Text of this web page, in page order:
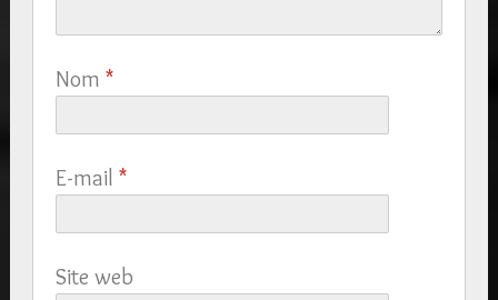
Nom *
E-mail *
Site web